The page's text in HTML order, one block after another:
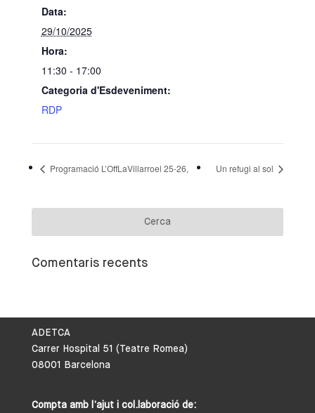
Data:
29/10/2025
Hora:
11:30 - 17:00
Categoria d'Esdeveniment:
RDP
Programació L’OffLaVillarroel 25-26, Un refugi al sol
Comentaris recents
ADETCA
Carrer Hospital 51 (Teatre Romea)
08001 Barcelona
Compta amb l’ajut i col.laboració de: